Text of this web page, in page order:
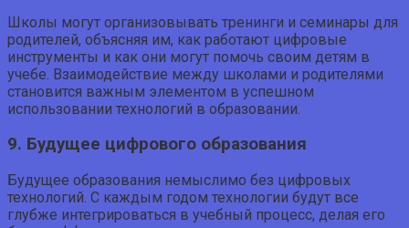
Школы могут организовывать тренинги и семинары для
родителей, объясняя им, как работают цифровые
инструменты и как они могут помочь своим детям в
учебе. Взаимодействие между школами и родителями
становится важным элементом в успешном
использовании технологий в образовании.
9. Будущее цифрового образования
Будущее образования немыслимо без цифровых
технологий. С каждым годом технологии будут все
глубже интегрироваться в учебный процесс, делая его